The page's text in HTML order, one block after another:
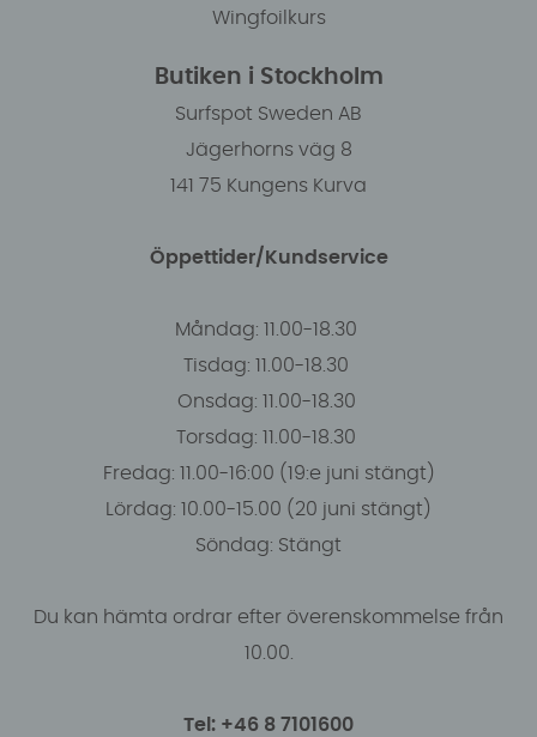
Wingfoilkurs
Butiken i Stockholm
Surfspot Sweden AB
Jägerhorns väg 8
141 75 Kungens Kurva
Öppettider/Kundservice
Måndag: 11.00-18.30
Tisdag: 11.00-18.30
Onsdag: 11.00-18.30
Torsdag: 11.00-18.30
Fredag: 11.00-16:00 (19:e juni stängt)
Lördag: 10.00-15.00 (20 juni stängt)
Söndag: Stängt
Du kan hämta ordrar efter överenskommelse från
10.00.
Tel: +46 8 7101600